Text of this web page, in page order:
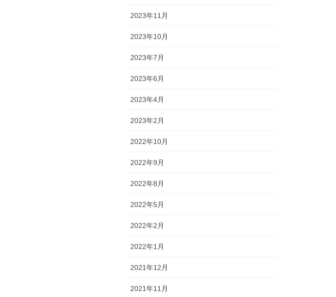
2023年11月
2023年10月
2023年7月
2023年6月
2023年4月
2023年2月
2022年10月
2022年9月
2022年8月
2022年5月
2022年2月
2022年1月
2021年12月
2021年11月